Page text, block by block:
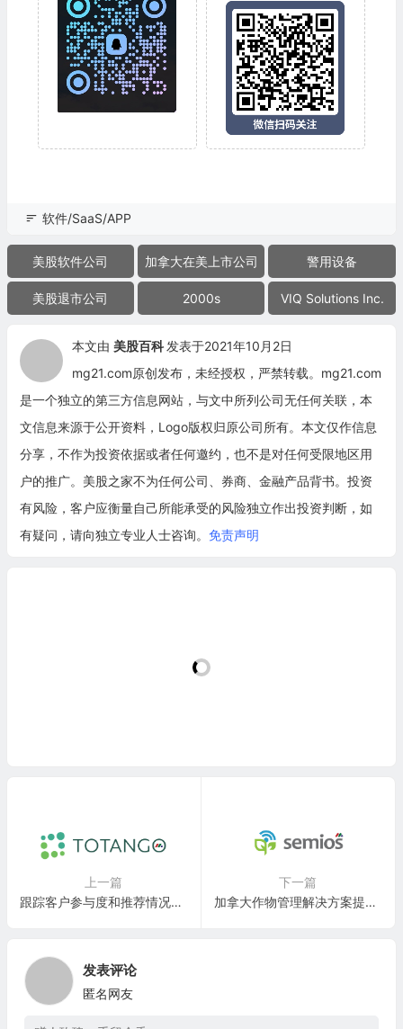
软件/SaaS/APP
美股软件公司 加拿大在美上市公司 警用设备
美股退市公司 2000s VIQ Solutions Inc.
本文由 美股百科 发表于2021年10月2日
mg21.com原创发布，未经授权，严禁转载。mg21.com
是一个独立的第三方信息网站，与文中所列公司无任何关联，本
文信息来源于公开资料，Logo版权归原公司所有。本文仅作信息
分享，不作为投资依据或者任何邀约，也不是对任何受限地区用
户的推广。美股之家不为任何公司、券商、金融产品背书。投资
有风险，客户应衡量自己所能承受的风险独立作出投资判断，如
有疑问，请向独立专业人士咨询。 免责声明
上一篇
跟踪客户参与度和推荐情况的客户平台：Totango, Inc.
下一篇
加拿大作物管理解决方案提供商：SemiosBio Technologies Inc. (Semios)
发表评论
匿名网友